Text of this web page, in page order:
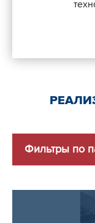
Фильтры по